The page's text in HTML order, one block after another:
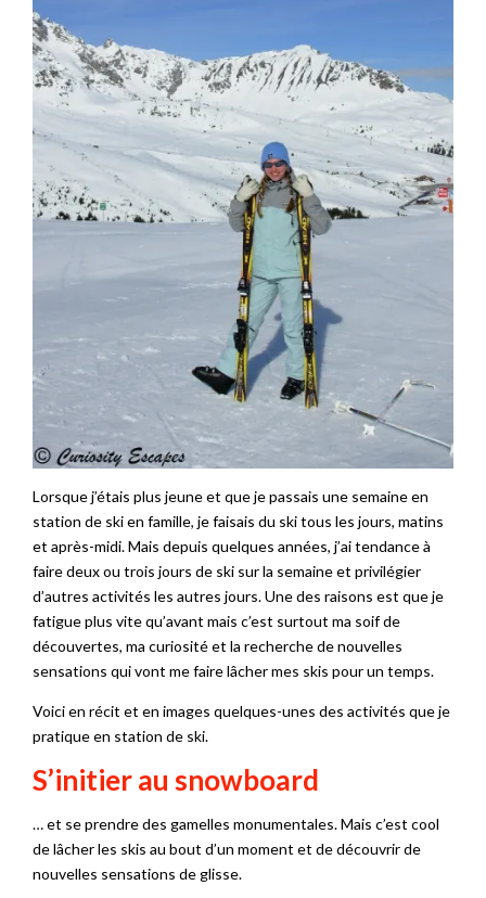
Lorsque j’étais plus jeune et que je passais une semaine en
station de ski en famille, je faisais du ski tous les jours, matins
et après-midi. Mais depuis quelques années, j’ai tendance à
faire deux ou trois jours de ski sur la semaine et privilégier
d’autres activités les autres jours. Une des raisons est que je
fatigue plus vite qu’avant mais c’est surtout ma soif de
découvertes, ma curiosité et la recherche de nouvelles
sensations qui vont me faire lâcher mes skis pour un temps.
Voici en récit et en images quelques-unes des activités que je
pratique en station de ski.
S’initier au snowboard
… et se prendre des gamelles monumentales. Mais c’est cool
de lâcher les skis au bout d’un moment et de découvrir de
nouvelles sensations de glisse.